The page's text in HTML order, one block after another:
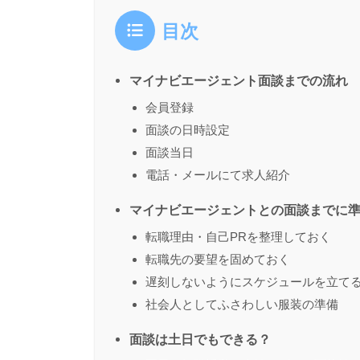
目次
マイナビエージェント面談までの流れ
会員登録
面談の日時設定
面談当日
電話・メールにて求人紹介
マイナビエージェントとの面談までに
転職理由・自己PRを整理しておく
転職先の要望を固めておく
遅刻しないようにスケジュールを立てる
社会人としてふさわしい服装の準備
面談は土日でもできる？